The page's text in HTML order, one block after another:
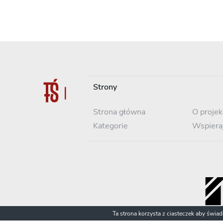
Strony
Strona główna
Kategorie
O
Ta strona korzysta z ciasteczek aby